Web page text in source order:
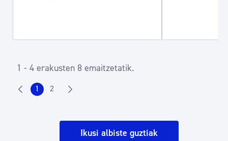
1 - 4 erakusten 8 emaitzetatik.
1 2
Ikusi albiste guztiak